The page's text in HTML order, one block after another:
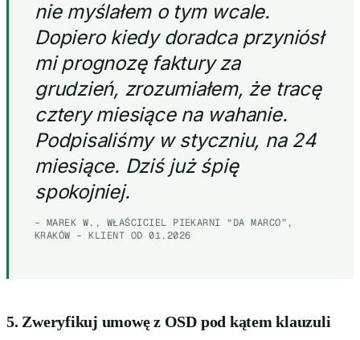
nie myślałem o tym wcale.
Dopiero kiedy doradca przyniósł
mi prognozę faktury za
grudzień, zrozumiałem, że tracę
cztery miesiące na wahanie.
Podpisaliśmy w styczniu, na 24
miesiące. Dziś już śpię
spokojniej.
– MAREK W., WŁAŚCICIEL PIEKARNI “DA MARCO”,
KRAKÓW – KLIENT OD 01.2026
5. Zweryfikuj umowę z OSD pod kątem klauzuli